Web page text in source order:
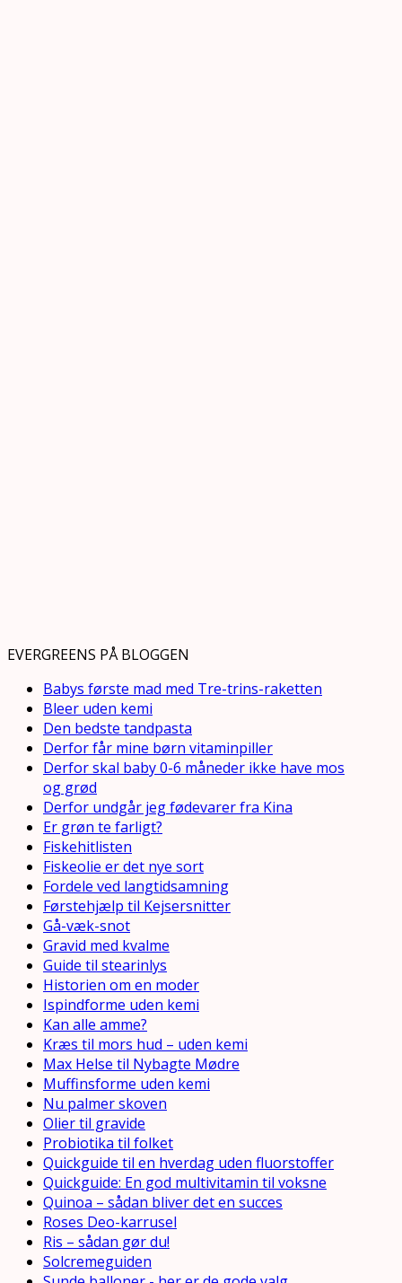
EVERGREENS PÅ BLOGGEN
Babys første mad med Tre-trins-raketten
Bleer uden kemi
Den bedste tandpasta
Derfor får mine børn vitaminpiller
Derfor skal baby 0-6 måneder ikke have mos
og grød
Derfor undgår jeg fødevarer fra Kina
Er grøn te farligt?
Fiskehitlisten
Fiskeolie er det nye sort
Fordele ved langtidsamning
Førstehjælp til Kejsersnitter
Gå-væk-snot
Gravid med kvalme
Guide til stearinlys
Historien om en moder
Ispindforme uden kemi
Kan alle amme?
Kræs til mors hud – uden kemi
Max Helse til Nybagte Mødre
Muffinsforme uden kemi
Nu palmer skoven
Olier til gravide
Probiotika til folket
Quickguide til en hverdag uden fluorstoffer
Quickguide: En god multivitamin til voksne
Quinoa – sådan bliver det en succes
Roses Deo-karrusel
Ris – sådan gør du!
Solcremeguiden